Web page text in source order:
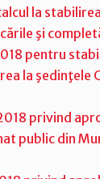
la
şi
pentru
la şedinţele
privind
public din